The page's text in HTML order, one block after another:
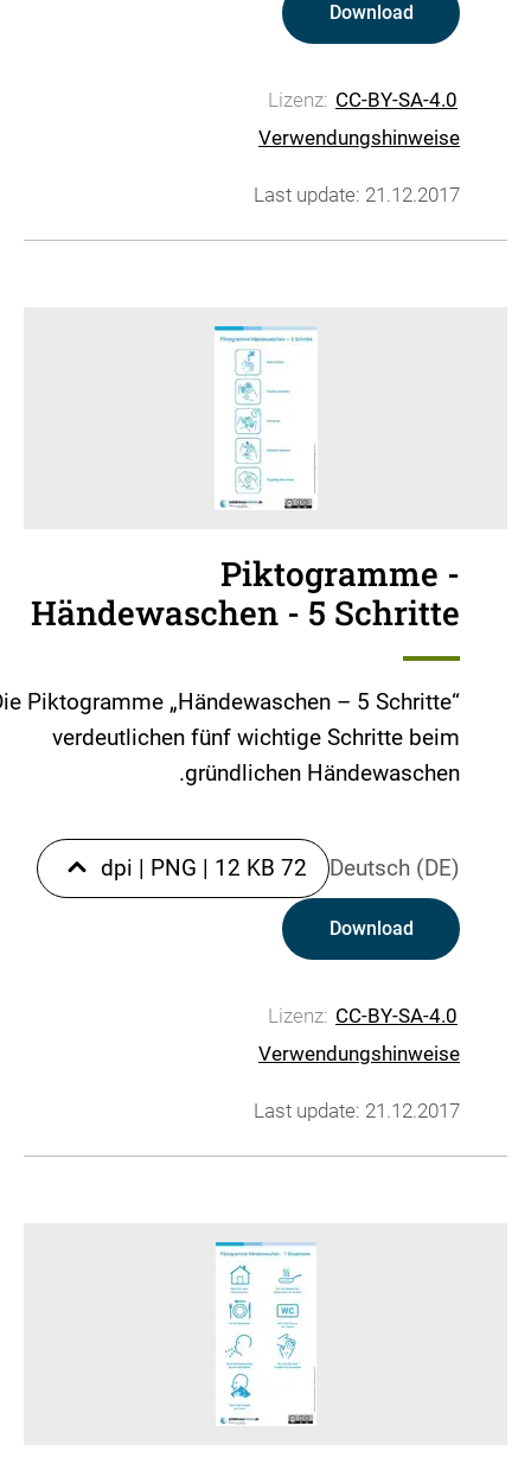
Download
Lizenz: CC-BY-SA-4.0
Verwendungshinweise
Last update: 21.12.2017
Piktogramme -
Händewaschen - 5 Schritte
Piktogramme „Händewaschen – 5 Schritte“
verdeutlichen fünf wichtige Schritte beim
gründlichen Händewaschen.
Deutsch (DE)
72 dpi
| PNG | 12 KB
Download
Lizenz: CC-BY-SA-4.0
Verwendungshinweise
Last update: 21.12.2017